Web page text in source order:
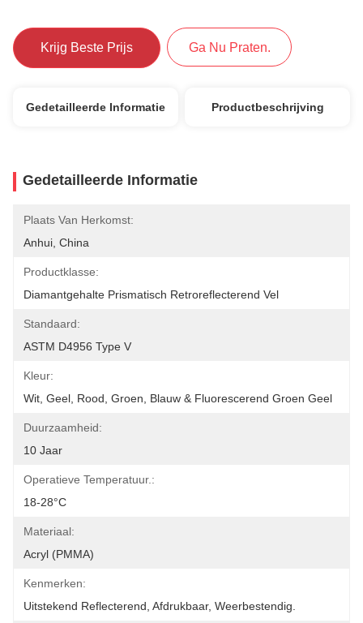
Krijg Beste Prijs Ga Nu Praten.
Gedetailleerde Informatie Productbeschrijving
Gedetailleerde Informatie
Plaats Van Herkomst:
Anhui, China
Productklasse:
Diamantgehalte Prismatisch Retroreflecterend Vel
Standaard:
ASTM D4956 Type V
Kleur:
Wit, Geel, Rood, Groen, Blauw & Fluorescerend Groen Geel
Duurzaamheid:
10 Jaar
Operatieve Temperatuur.:
18-28°C
Materiaal:
Acryl (PMMA)
Kenmerken:
Uitstekend Reflecterend, Afdrukbaar, Weerbestendig.